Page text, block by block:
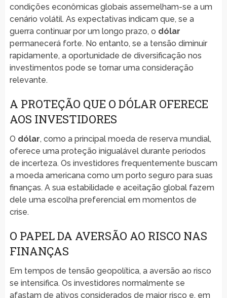
condições econômicas globais assemelham-se a um
cenário volátil. As expectativas indicam que, se a
guerra continuar por um longo prazo, o dólar
permanecerá forte. No entanto, se a tensão diminuir
rapidamente, a oportunidade de diversificação nos
investimentos pode se tornar uma consideração
relevante.
A PROTEÇÃO QUE O DÓLAR OFERECE
AOS INVESTIDORES
O dólar, como a principal moeda de reserva mundial,
oferece uma proteção inigualável durante períodos
de incerteza. Os investidores frequentemente buscam
a moeda americana como um porto seguro para suas
finanças. A sua estabilidade e aceitação global fazem
dele uma escolha preferencial em momentos de
crise.
O PAPEL DA AVERSÃO AO RISCO NAS
FINANÇAS
Em tempos de tensão geopolítica, a aversão ao risco
se intensifica. Os investidores normalmente se
afastam de ativos considerados de maior risco e, em